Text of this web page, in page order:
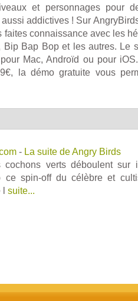
et personnages pour
aussi addictives ! Sur
connaissance avec les
Bap Bop et les autres. Le
Mac, Androïd ou pour
la démo gratuite vous
- La suite de Angry Birds
cochons verts déboulent sur
ce spin-off du célèbre et
suite...